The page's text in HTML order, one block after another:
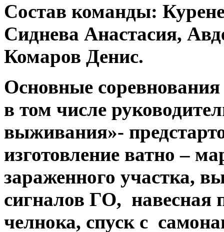
Состав команды:
Сиднева Анастасия,
Комаров Денис.
Основные
в том числе
выживания»-
изготовление ватно –
зараженного участка,
сигналов ГО, навесная
челнока, спуск с